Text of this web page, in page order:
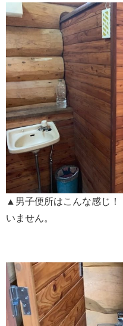
▲男子便所はこんな感じ！
いません。